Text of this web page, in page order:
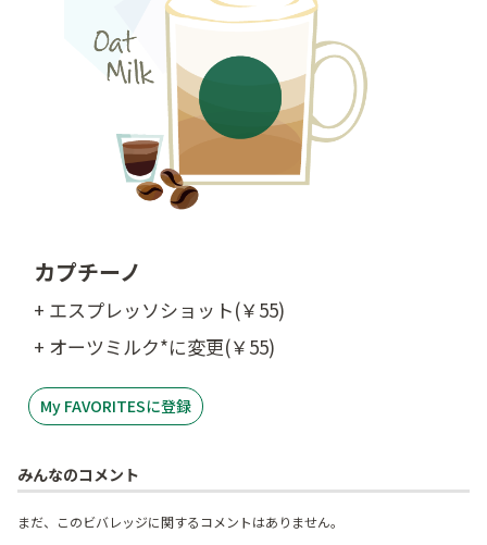
カプチーノ
+ エスプレッソショット(￥55)
+ オーツミルク*に変更(￥55)
My FAVORITESに登録
みんなのコメント
まだ、このビバレッジに関するコメントはありません。